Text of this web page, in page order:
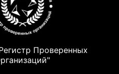
Проверенных